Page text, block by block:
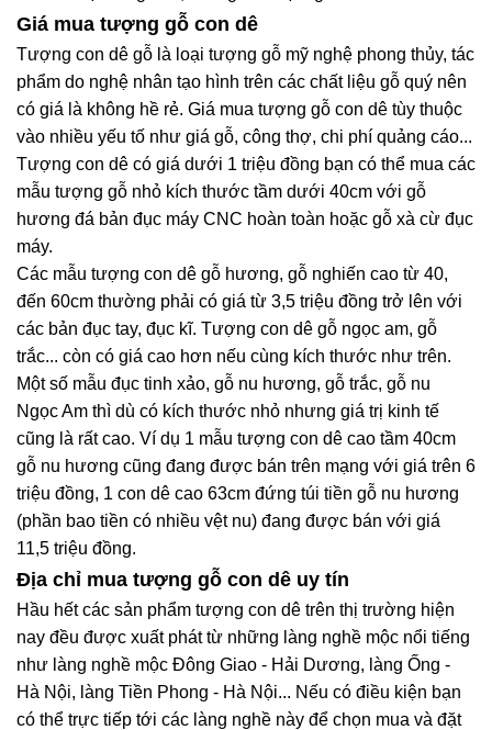
Giá mua tượng gỗ con dê
Tượng con dê gỗ là loại tượng gỗ mỹ nghệ phong thủy, tác
phẩm do nghệ nhân tạo hình trên các chất liệu gỗ quý nên
có giá là không hề rẻ. Giá mua tượng gỗ con dê tùy thuộc
vào nhiều yếu tố như giá gỗ, công thợ, chi phí quảng cáo...
Tượng con dê có giá dưới 1 triệu đồng bạn có thể mua các
mẫu tượng gỗ nhỏ kích thước tầm dưới 40cm với gỗ
hương đá bản đục máy CNC hoàn toàn hoặc gỗ xà cừ đục
máy.
Các mẫu tượng con dê gỗ hương, gỗ nghiến cao từ 40,
đến 60cm thường phải có giá từ 3,5 triệu đồng trở lên với
các bản đục tay, đục kĩ. Tượng con dê gỗ ngọc am, gỗ
trắc... còn có giá cao hơn nếu cùng kích thước như trên.
Một số mẫu đục tinh xảo, gỗ nu hương, gỗ trắc, gỗ nu
Ngọc Am thì dù có kích thước nhỏ nhưng giá trị kinh tế
cũng là rất cao. Ví dụ 1 mẫu tượng con dê cao tầm 40cm
gỗ nu hương cũng đang được bán trên mạng với giá trên 6
triệu đồng, 1 con dê cao 63cm đứng túi tiền gỗ nu hương
(phần bao tiền có nhiều vệt nu) đang được bán với giá
11,5 triệu đồng.
Địa chỉ mua tượng gỗ con dê uy tín
Hầu hết các sản phẩm tượng con dê trên thị trường hiện
nay đều được xuất phát từ những làng nghề mộc nổi tiếng
như làng nghề mộc Đông Giao - Hải Dương, làng Ống -
Hà Nội, làng Tiền Phong - Hà Nội... Nếu có điều kiện bạn
có thể trực tiếp tới các làng nghề này để chọn mua và đặt